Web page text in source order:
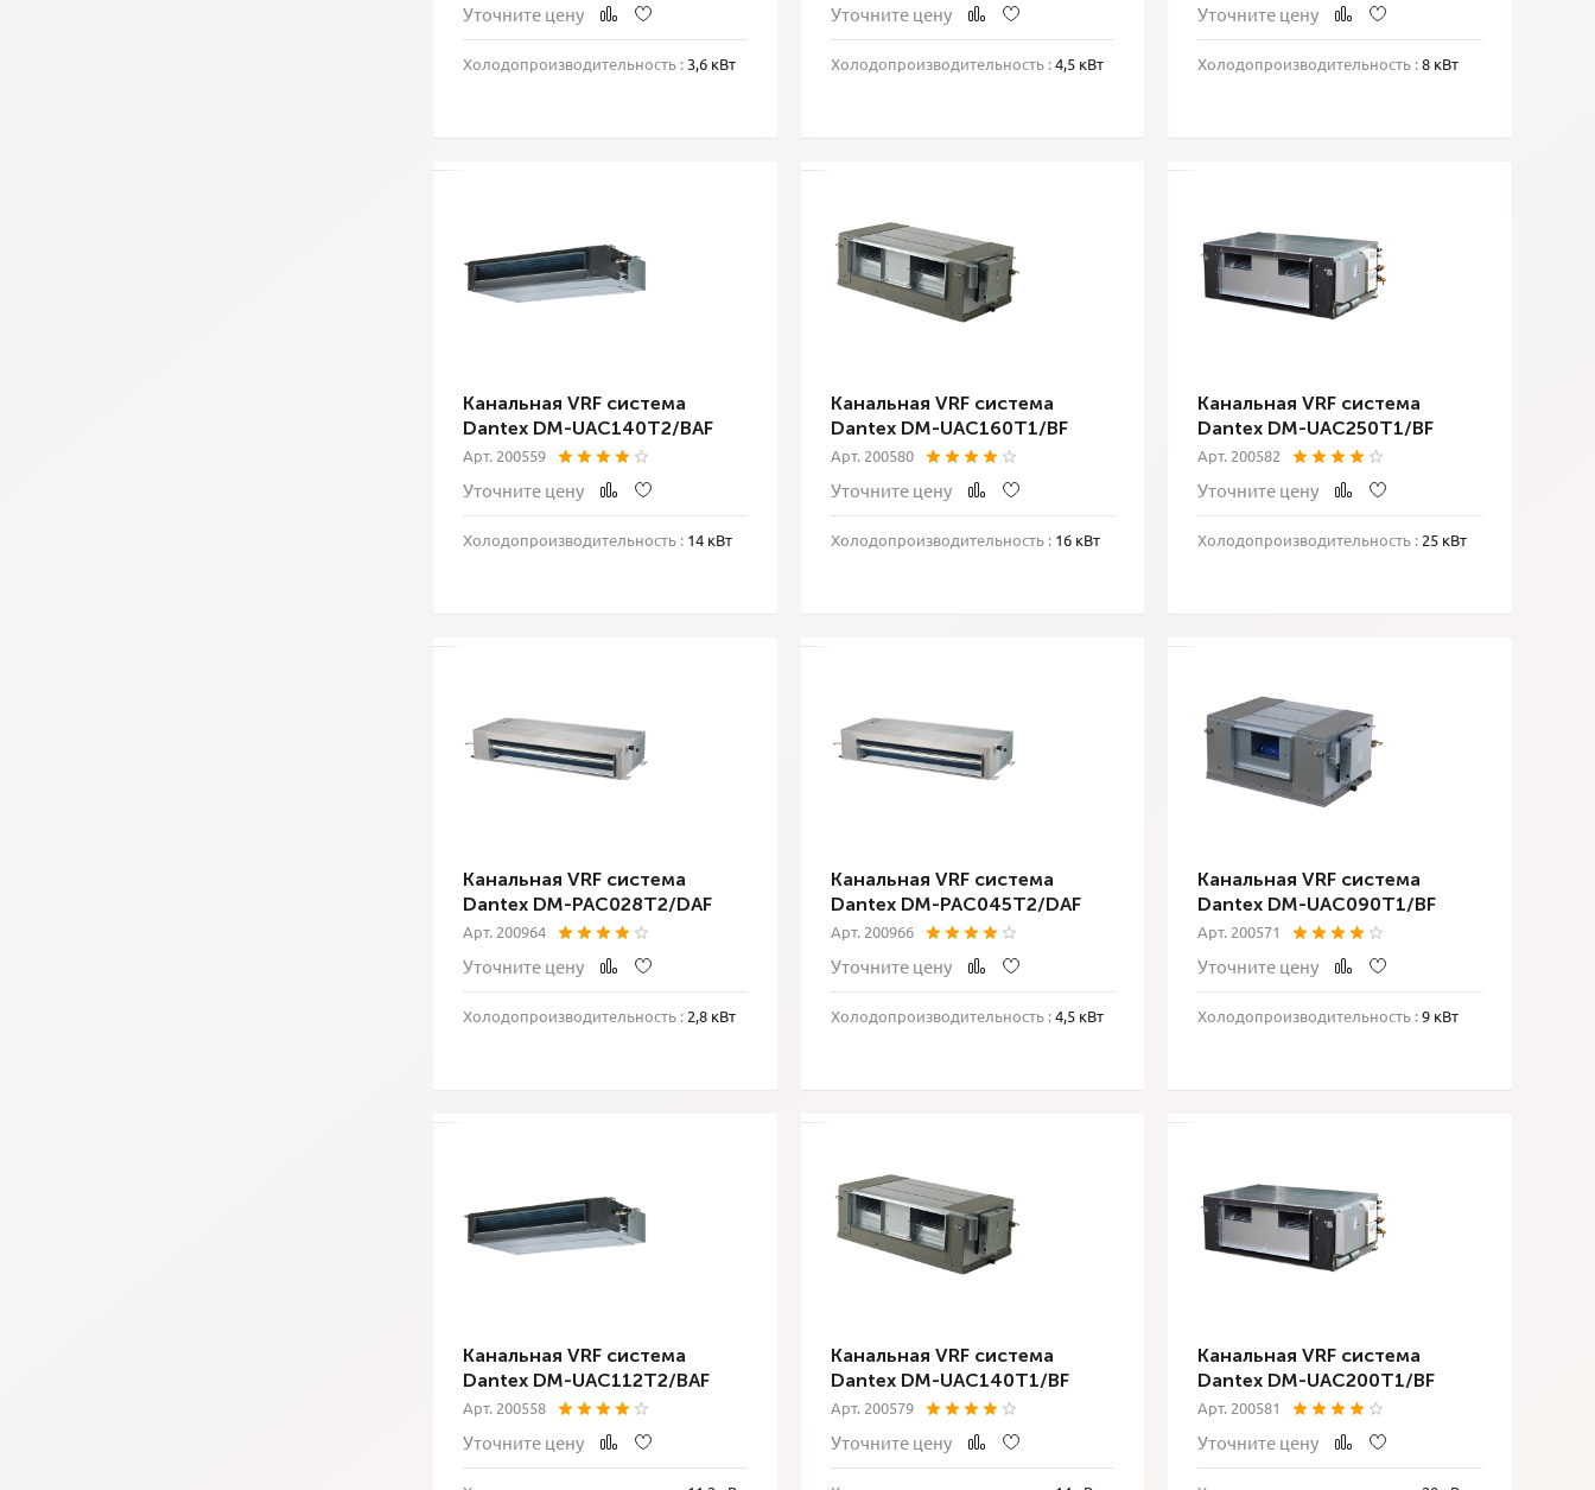
Уточните цену
Холодопроизводительность : 3,6 кВт
Уточните цену
Холодопроизводительность :4,5 кВт
Уточните цену
Холодопроизводительность :8 кВт
Канальная VRF система
Dantex DM-UAC140T2/BAF
Арт. 200559
Уточните цену
Холодопроизводительность : 14 кВт
Канальная VRF система
Dantex DM-UAC160T1/BF
Арт. 200580
Уточните цену
Холодопроизводительность :16 кВт
Канальная VRF система
Dantex DM-UAC250T1/BF
Арт. 200582
Уточните цену
Холодопроизводительность : 25 кВт
Канальная VRF система
Dantex DM-PAC028T2/DAF
Арт. 200964
Уточните цену
Холодопроизводительность : 2,8 кВт
Канальная VRF система
Dantex DM-PAC045T2/DAF
Арт. 200966
Уточните цену
Холодопроизводительность :4,5 кВт
Канальная VRF система
Dantex DM-UAC090T1/BF
Арт. 200571
Уточните цену
Холодопроизводительность :9 кВт
Канальная VRF система
Dantex DM-UAC112T2/BAF
Арт. 200558
Уточните цену
Канальная VRF система
Dantex DM-UAC140T1/BF
Арт. 200579
Уточните цену
Канальная VRF система
Dantex DM-UAC200T1/BF
Арт. 200581
Уточните цену